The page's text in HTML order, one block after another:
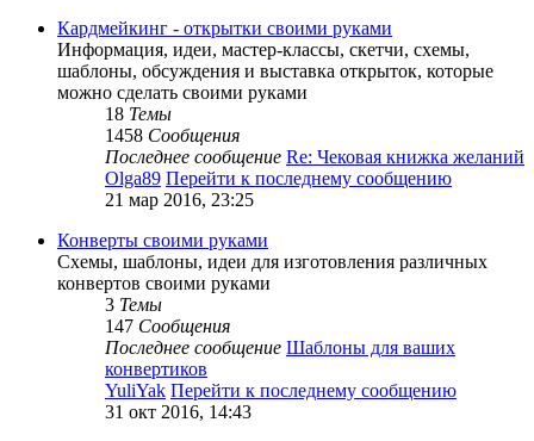
Кардмейкинг - открытки своими руками
Информация, идеи, мастер-классы, скетчи, схемы,
шаблоны, обсуждения и выставка открыток, которые
можно сделать своими руками
18 Темы
1458 Сообщения
Последнее сообщение Re: Чековая книжка желаний
Olga89 Перейти к последнему сообщению
21 мар 2016, 23:25
Конверты своими руками
Схемы, шаблоны, идеи для изготовления различных
конвертов своими руками
3 Темы
147 Сообщения
Последнее сообщение Шаблоны для ваших
конвертиков
YuliYak Перейти к последнему сообщению
31 окт 2016, 14:43